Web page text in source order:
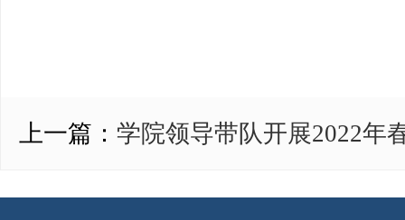
上一篇： 学院领导带队开展2022年